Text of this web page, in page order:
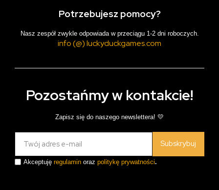
Potrzebujesz pomocy?
Nasz zespół zwykle odpowiada w przeciągu 1-2 dni roboczych.
info (@) luckyduckgames.com
Pozostańmy w kontakcie!
Zapisz się do naszego newslettera! 💛
Subskrybuj
Akceptuję regulamin oraz politykę prywatności.